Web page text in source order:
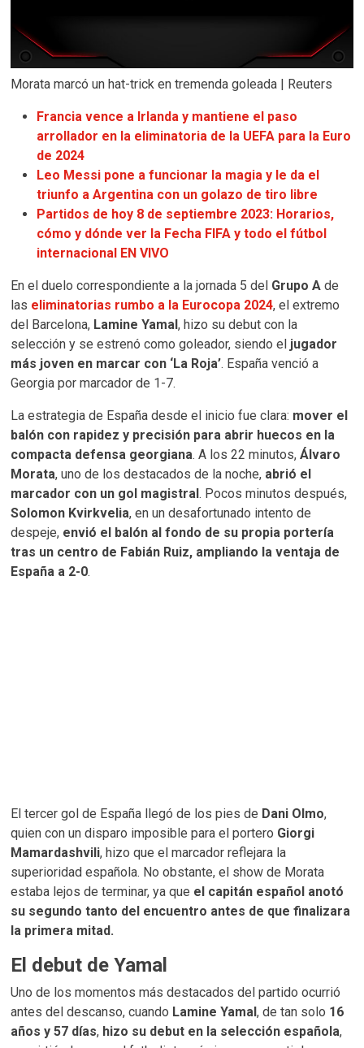
Morata marcó un hat-trick en tremenda goleada | Reuters
Francia vence a Irlanda y mantiene el paso
arrollador en la eliminatoria de la UEFA para la Euro
de 2024
Leo Messi pone a funcionar la magia y le da el
triunfo a Argentina con un golazo de tiro libre
Partidos de hoy 8 de septiembre 2023: Horarios,
cómo y dónde ver la Fecha FIFA y todo el fútbol
internacional EN VIVO
En el duelo correspondiente a la jornada 5 del Grupo A de
las eliminatorias rumbo a la Eurocopa 2024, el extremo
del Barcelona, Lamine Yamal, hizo su debut con la
selección y se estrenó como goleador, siendo el jugador
más joven en marcar con ‘La Roja’. España venció a
Georgia por marcador de 1-7.
La estrategia de España desde el inicio fue clara: mover el
balón con rapidez y precisión para abrir huecos en la
compacta defensa georgiana. A los 22 minutos,Álvaro
Morata, uno de los destacados de la noche, abrió el
marcador con un gol magistral. Pocos minutos después,
Solomon Kvirkvelia, en un desafortunado intento de
despeje, envió el balón al fondo de su propia portería
tras un centro de Fabián Ruiz, ampliando la ventaja de
España a 2-0.
El tercer gol de España llegó de los pies de Dani Olmo,
quien con un disparo imposible para el portero Giorgi
Mamardashvili, hizo que el marcador reflejara la
superioridad española. No obstante, el show de Morata
estaba lejos de terminar, ya que el capitán español anotó
su segundo tanto del encuentro antes de que finalizara
la primera mitad.
El debut de Yamal
Uno de los momentos más destacados del partido ocurrió
antes del descanso, cuando Lamine Yamal, de tan solo 16
años y 57 días, hizo su debut en la selección española,